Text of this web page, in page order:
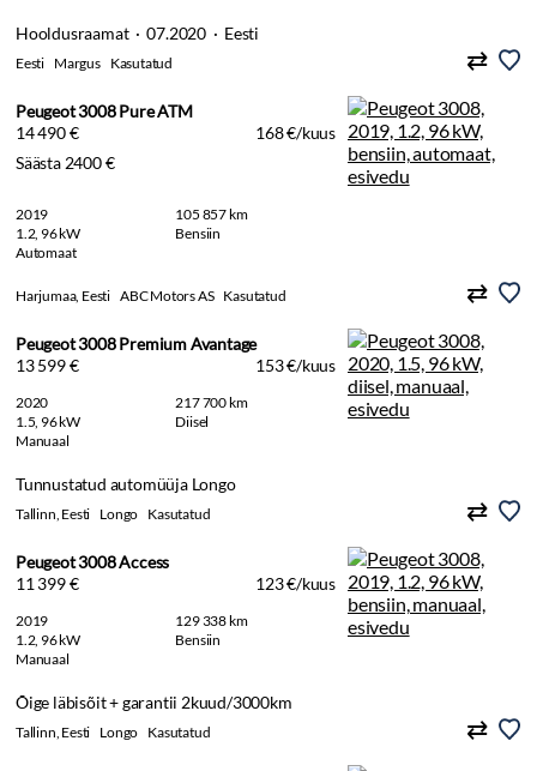
Hooldusraamat · 07.2020 · Eesti
Eesti Margus Kasutatud
Peugeot 3008 Pure ATM
14 490 €
168 €/kuus
Säästa 2400 €
2019
105 857 km
1.2, 96 kW
Bensiin
Automaat
Harjumaa, Eesti ABC Motors AS Kasutatud
Peugeot 3008 Premium Avantage
13 599 €
153 €/kuus
2020
217 700 km
1.5, 96 kW
Diisel
Manuaal
Tunnustatud automüüja Longo
Tallinn, Eesti Longo Kasutatud
Peugeot 3008 Access
11 399 €
123 €/kuus
2019
129 338 km
1.2, 96 kW
Bensiin
Manuaal
Õige läbisõit + garantii 2kuud/3000km
Tallinn, Eesti Longo Kasutatud